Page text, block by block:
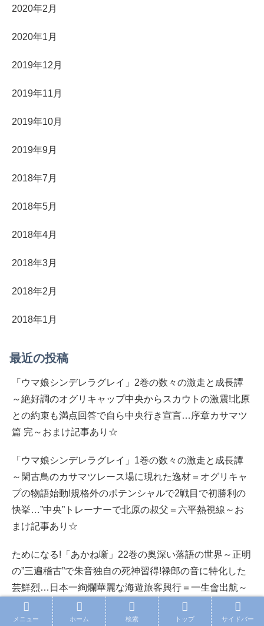
2020年2月
2020年1月
2019年12月
2019年11月
2019年10月
2019年9月
2018年7月
2018年5月
2018年4月
2018年3月
2018年2月
2018年1月
最近の投稿
「ウマ娘シンデレラグレイ」2巻の数々の激走と成長譚
～絶好調のオグリキャップ中央からスカウトの激震!北原
との約束も満点回答で自ら中央行き宣言…序章カサマツ
篇 完～おまけ記事あり☆
「ウマ娘シンデレラグレイ」1巻の数々の激走と成長譚
～閑古鳥のカサマツレース場に現れた逸材＝オグリキャ
プの物語始動!規格外のポテンシャルで2戦目で初勝利の
快挙…”中央”トレーナーで北原の叔父＝六平熱視線～お
まけ記事あり☆
ためになる!「あかね噺」22巻の奥深い落語の世界～正明
の”三遍稽古”で朱音独自の死神習得!禄郎の音に特化した
芸鮮烈…日本一絢爛華麗な海遊旅客興行＝一生會出航～
おまけ記事あり☆
メニュー ホーム 検索 トップ サイドバー